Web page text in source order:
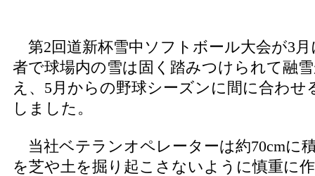
第2回道新杯雪中ソフトボール大会が3
者で球場内の雪は固く踏みつけられて融
え、5月からの野球シーズンに間に合わせ
しました。
当社ベテランオペレーターは約70cmに
を芝や土を掘り起こさないように慎重に